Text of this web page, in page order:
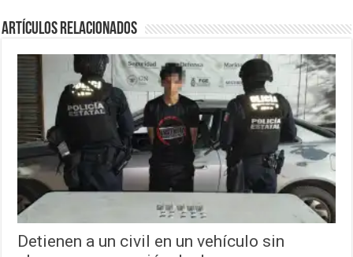
Artículos relacionados
Detienen a un civil en un vehículo sin